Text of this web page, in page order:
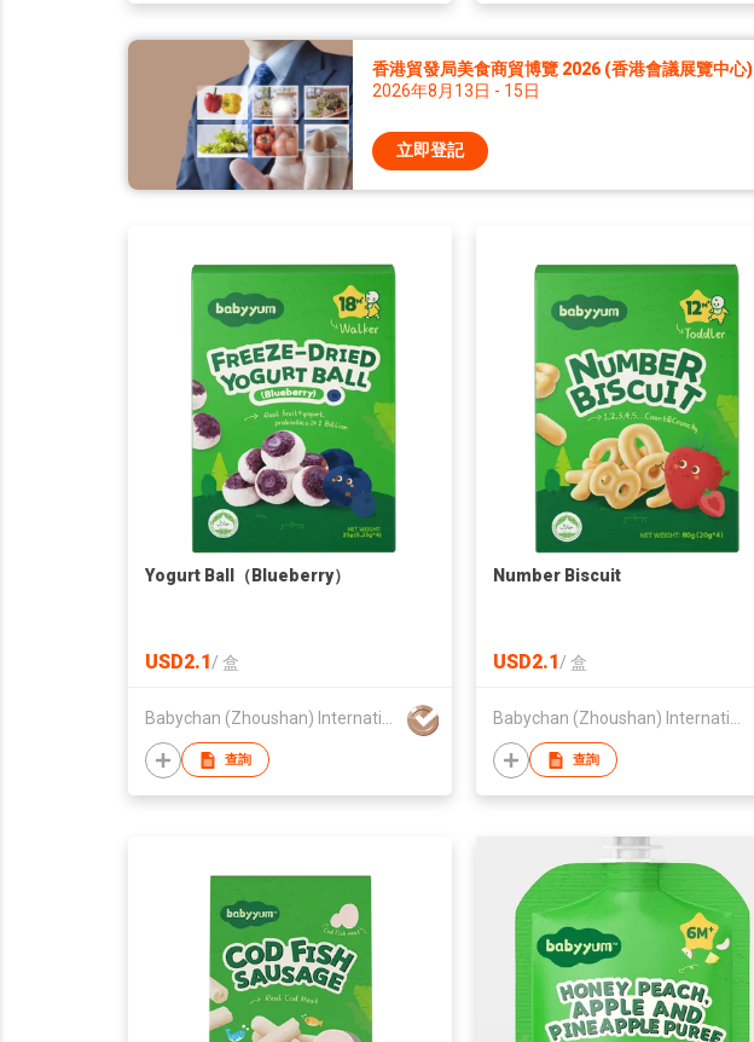
香港貿發局美食商貿博覽 2026 (香港會議展覽中心)
2026年8月13日 - 15日
立即登記
Yogurt Ball（Blueberry）
USD2.1/ 盒
Babychan (Zhoushan) International Trading Co., Ltd.
查詢
Number Biscuit
USD2.1/ 盒
Babychan (Zhoushan) International Trading Co., Ltd.
查詢